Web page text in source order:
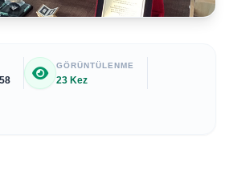
GÖRÜNTÜLENME
23 Kez